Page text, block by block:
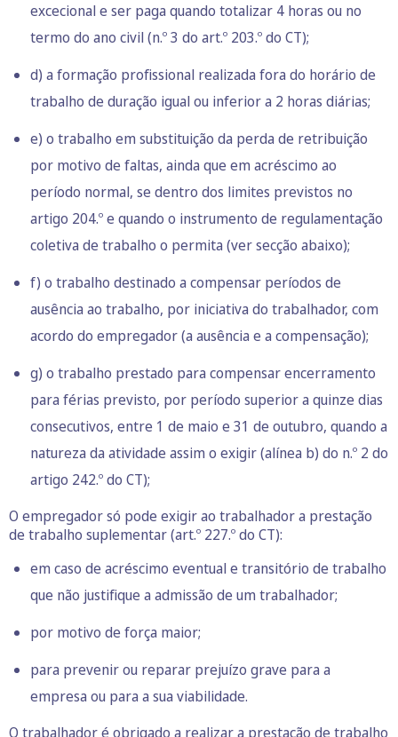
excecional e ser paga quando totalizar 4 horas ou no
termo do ano civil (n.º 3 do art.º 203.º do CT);
d) a formação profissional realizada fora do horário de
trabalho de duração igual ou inferior a 2 horas diárias;
e) o trabalho em substituição da perda de retribuição
por motivo de faltas, ainda que em acréscimo ao
período normal, se dentro dos limites previstos no
artigo 204.º e quando o instrumento de regulamentação
coletiva de trabalho o permita (ver secção abaixo);
f) o trabalho destinado a compensar períodos de
ausência ao trabalho, por iniciativa do trabalhador, com
acordo do empregador (a ausência e a compensação);
g) o trabalho prestado para compensar encerramento
para férias previsto, por período superior a quinze dias
consecutivos, entre 1 de maio e 31 de outubro, quando a
natureza da atividade assim o exigir (alínea b) do n.º 2 do
artigo 242.º do CT);
O empregador só pode exigir ao trabalhador a prestação
de trabalho suplementar (art.º 227.º do CT):
em caso de acréscimo eventual e transitório de trabalho
que não justifique a admissão de um trabalhador;
por motivo de força maior;
para prevenir ou reparar prejuízo grave para a
empresa ou para a sua viabilidade.
O trabalhador é obrigado a realizar a prestação de trabalho